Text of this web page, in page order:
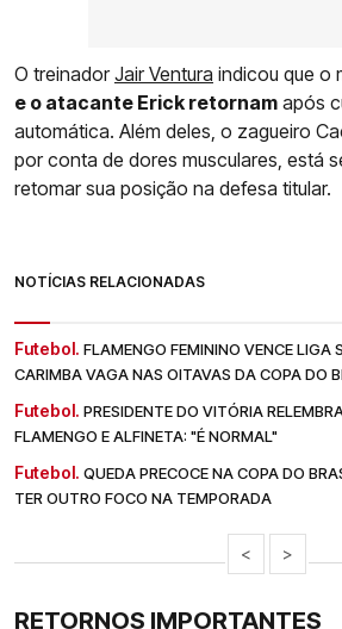
O treinadorJair Ventura indicou que o
e o atacante Erick retornam após
automática. Além deles, o zagueiro
por conta de dores musculares, está
retomar sua posição na defesa titular.
NOTÍCIAS RELACIONADAS
Futebol. FLAMENGO FEMININO VENCE LIGA
CARIMBA VAGA NAS OITAVAS DA COPA DO
Futebol. PRESIDENTE DO VITÓRIA
FLAMENGO E ALFINETA: "É NORMAL"
Futebol. QUEDA PRECOCE NA COPA DO
TER OUTRO FOCO NA TEMPORADA
< >
RETORNOS IMPORTANTES